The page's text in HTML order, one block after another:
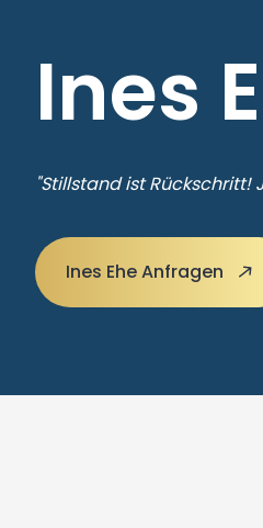
Ines
"Stillstand ist Rückschritt!
Ines Ehe Anfragen